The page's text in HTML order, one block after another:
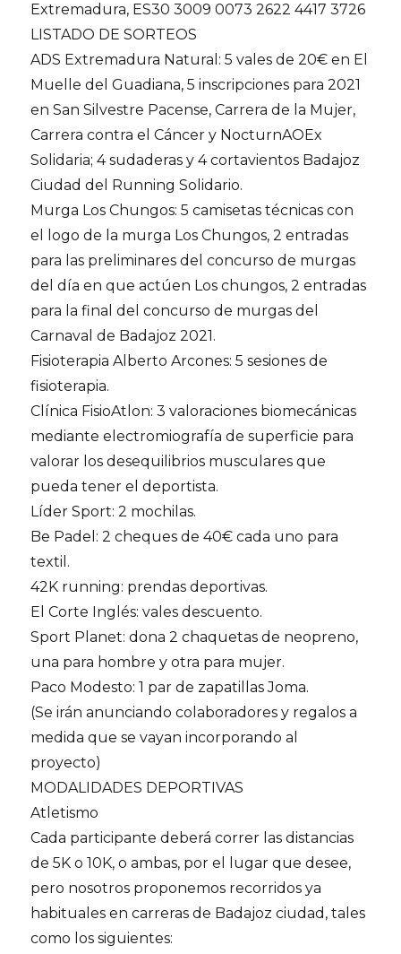
Extremadura, ES30 3009 0073 2622 4417 3726
LISTADO DE SORTEOS
ADS Extremadura Natural: 5 vales de 20€ en El
Muelle del Guadiana, 5 inscripciones para 2021
en San Silvestre Pacense, Carrera de la Mujer,
Carrera contra el Cáncer y NocturnAOEx
Solidaria; 4 sudaderas y 4 cortavientos Badajoz
Ciudad del Running Solidario.
Murga Los Chungos: 5 camisetas técnicas con
el logo de la murga Los Chungos, 2 entradas
para las preliminares del concurso de murgas
del día en que actúen Los chungos, 2 entradas
para la final del concurso de murgas del
Carnaval de Badajoz 2021.
Fisioterapia Alberto Arcones: 5 sesiones de
fisioterapia.
Clínica FisioAtlon: 3 valoraciones biomecánicas
mediante electromiografía de superficie para
valorar los desequilibrios musculares que
pueda tener el deportista.
Líder Sport: 2 mochilas.
Be Padel: 2 cheques de 40€ cada uno para
textil.
42K running: prendas deportivas.
El Corte Inglés: vales descuento.
Sport Planet: dona 2 chaquetas de neopreno,
una para hombre y otra para mujer.
Paco Modesto: 1 par de zapatillas Joma.
(Se irán anunciando colaboradores y regalos a
medida que se vayan incorporando al
proyecto)
MODALIDADES DEPORTIVAS
Atletismo
Cada participante deberá correr las distancias
de 5K o 10K, o ambas, por el lugar que desee,
pero nosotros proponemos recorridos ya
habituales en carreras de Badajoz ciudad, tales
como los siguientes: